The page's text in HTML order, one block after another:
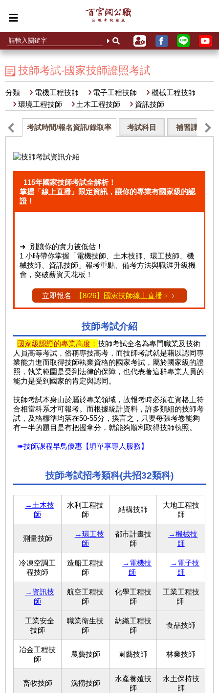
技師考試-國家技師證照考試
分類 電機工程技師 電子工程技師
機械工程技師
環境工程技師
土木工程技師 資訊技師
考試時間/報名資訊/錄取率 考試科目 補習課程
115年國家技師考試全解析！
掌握「線上直播」限定資訊，讓你的專業有國家級的認
證！
➜ 別讓你的實力被低估！
1 小時帶你掌握「電機技師、土木技師、環工技師、機
械技師、資訊技師」報考重點、備考方法與職涯升級機
會，突破薪資天花板！
立即報名 【8/26】國家技師線上直播﹥ ﹥
技師考試介紹
國家級認證的專業高度：技師考試全名為專門職業及技術
人員高等考試，俗稱專技高考，而技師考試就是藉以認同專
業能力進而取得技師執業資格的國家考試，屬於國家級的證
照，執業範圍是受到法律的保障，也代表著這群專業人員的
能力是受到國家的肯定與認同。
技師考試本身由於屬於專業領域，故報考時必須在資格上符
合相當科系才可報考。而根據統計資料，許多類組的技師考
試，及格標準均落在50-55分，換言之，只要每張考卷能夠
有一半的題目是有把握拿分，就能夠順利取得技師執照。
➠技師課程早鳥優惠【填單享專人服務】
技師考試招考類科(共招32類科)
→土木技
師
水利工程技
師
結構技師
大地工程技
師
測量技師
→環工技
師
都市計畫技
師
→機械技
師
冷凍空調工
程技師
造船工程技
師
→電機技
師
→電子技
師
→資訊技
師
航空工程技
師
化學工程技
師
工業工程技
師
工業安全
技師
職業衛生技
師
紡織工程技
師
食品技師
冶金工程技
師
農藝技師 園藝技師 林業技師
畜牧技師 漁撈技師
水產養殖技
師
水土保持技
師